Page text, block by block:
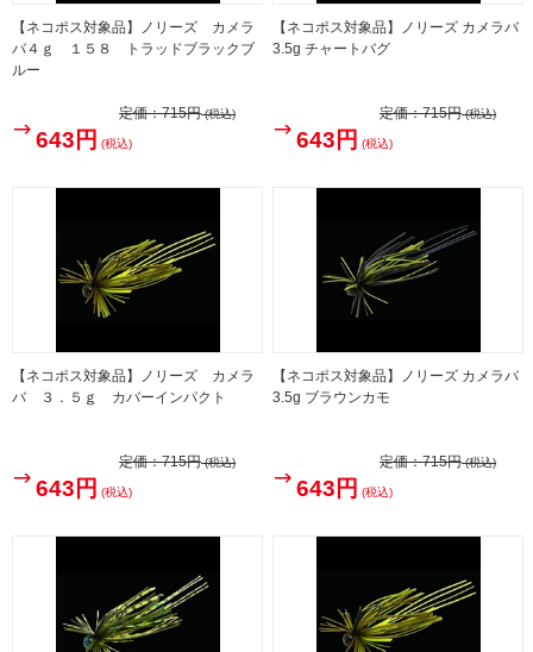
【ネコポス対象品】ノリーズ カメラ
バ４ｇ １５８ トラッドブラックブ
ルー
定価：715円(税込)
643円 (税込)
【ネコポス対象品】ノリーズ カメラバ
3.5g チャートバグ
定価：715円(税込)
643円 (税込)
【ネコポス対象品】ノリーズ カメラ
バ ３．５ｇ カバーインパクト
定価：715円(税込)
643円 (税込)
【ネコポス対象品】ノリーズ カメラバ
3.5g ブラウンカモ
定価：715円(税込)
643円 (税込)